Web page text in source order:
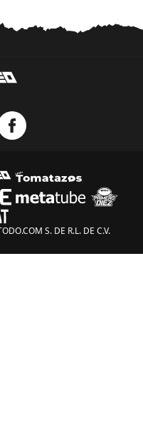
S. DE R.L. DE C.V.